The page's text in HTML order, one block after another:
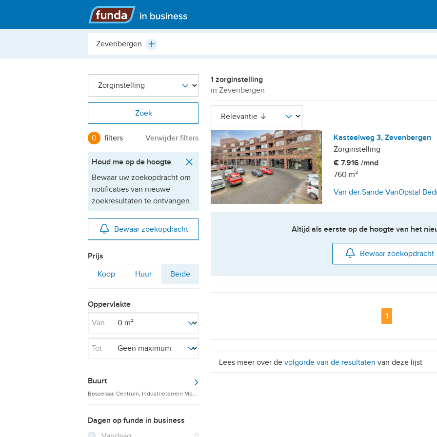
Hoofdmenu
Plaats,
etc.
Plus
Zoek
0 filters Verwijder filters
Houd me op de hoogte
Bewaar uw zoekopdracht om
notificaties van nieuwe
zoekresultaten te ontvangen.
Bewaar zoekopdracht
Prijs
Filter
Koop
Filter
Huur
Filter
op
Beide
Oppervlakte
Van
Tot
Buurt
Bosselaar, Centrum, Industrieterrein Moerdijk
Dagen op funda in business
1 zorginstelling
in Zevenbergen
Kasteelweg 3, Zevenbergen
Zorginstelling
€ 7.916 /mnd
760 m²
Van der Sande VanOpstal
Altijd als eerste op de hoogte van het
Bewaar zoekopdracht
Pagina
1
Lees meer over de volgorde van de resultaten van deze lijst